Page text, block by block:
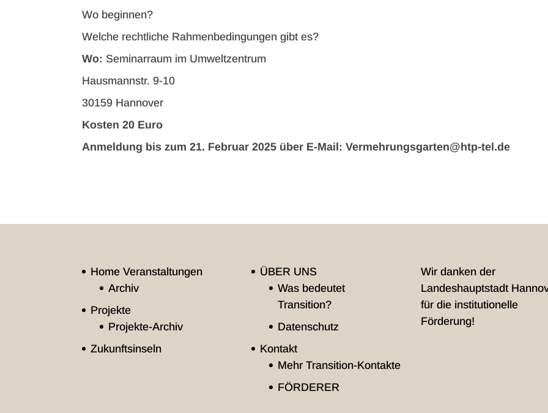
Wo beginnen?
Welche rechtliche Rahmenbedingungen gibt es?
Wo: Seminarraum im Umweltzentrum
Hausmannstr. 9-10
30159 Hannover
Kosten 20 Euro
Anmeldung bis zum 21. Februar 2025 über E-Mail: Vermehrungsgarten@htp-tel.de
Home Veranstaltungen
Archiv
Projekte
Projekte-Archiv
Zukunftsinseln
ÜBER UNS
Was bedeutet
Transition?
Datenschutz
Kontakt
Mehr Transition-Kontakte
FÖRDERER
Wir danken der
Landeshauptstadt
für die institutionelle
Förderung!